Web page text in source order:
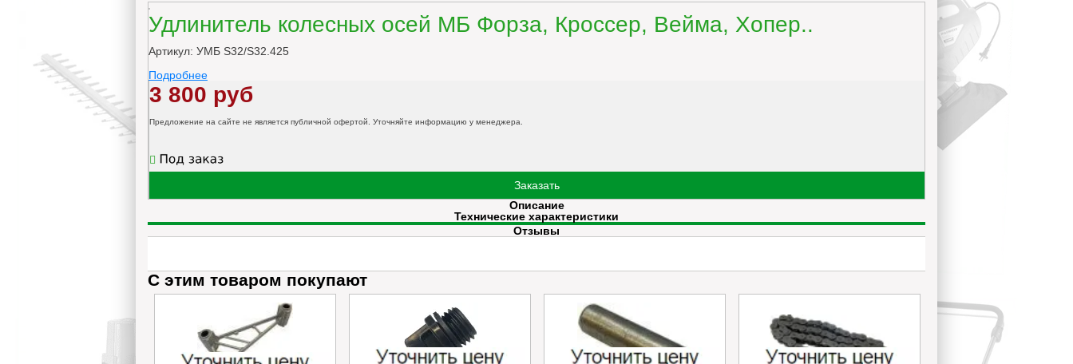
Удлинитель колесных осей МБ Форза, Кроссер, Вейма, Хопер..
Артикул: УМБ S32/S32.425
Подробнее
3 800 руб
Предложение на сайте не является публичной офертой. Уточняйте информацию у менеджера.
Заказать
Описание
Технические характеристики
Отзывы
С этим товаром покупают